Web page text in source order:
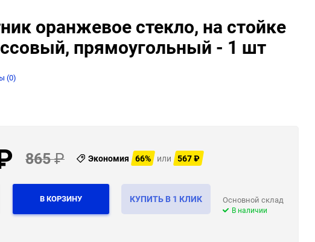
оранжевое стекло, на стойке
прямоугольный - 1 шт
(0)
865₽ Экономия 66% или 567₽
В КОРЗИНУ КУПИТЬ В 1 КЛИК Основной склад
В наличии